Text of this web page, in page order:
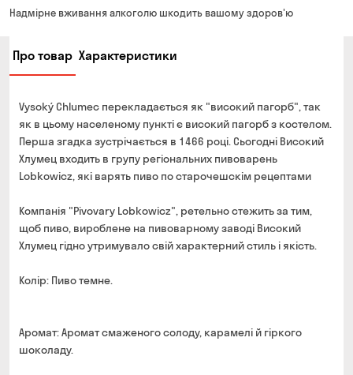
Від 200 до 299 грн
Від 400 до 699 грн
Від 700 грн безкоштовно
Термін доставки — до 90 хвилин
*на час доставки можуть впливати повітряні тривоги
Оплата:
готівкою кур'єру
Мінімальна сума всього замовлення — 250 грн
Можете без черги забрати з магазину в зручний для
Вас час
готівкою в магазині
банківською картою на сайті та в магазині
Надмірне вживання алкоголю шкодить вашому здоров'ю
Про товар Характеристики
Vysoký Chlumec перекладається як "високий пагорб", так
як в цьому населеному пункті є високий пагорб з костелом.
Перша згадка зустрічається в 1466 році. Сьогодні Високий
Хлумец входить в групу регіональних пивоварень
Lobkowicz, які варять пиво по старочешскім рецептами
Компанія "Pivovary Lobkowicz", ретельно стежить за тим,
щоб пиво, вироблене на пивоварному заводі Високий
Хлумец гідно утримувало свій характерний стиль і якість.
Колір: Пиво темне.
Аромат: Аромат смаженого солоду, карамелі й гіркого
шоколаду.